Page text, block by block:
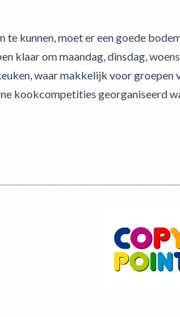
te kunnen, moet er een goede
klaar om maandag, dinsdag,
waar makkelijk voor
kookcompetities georganiseerd